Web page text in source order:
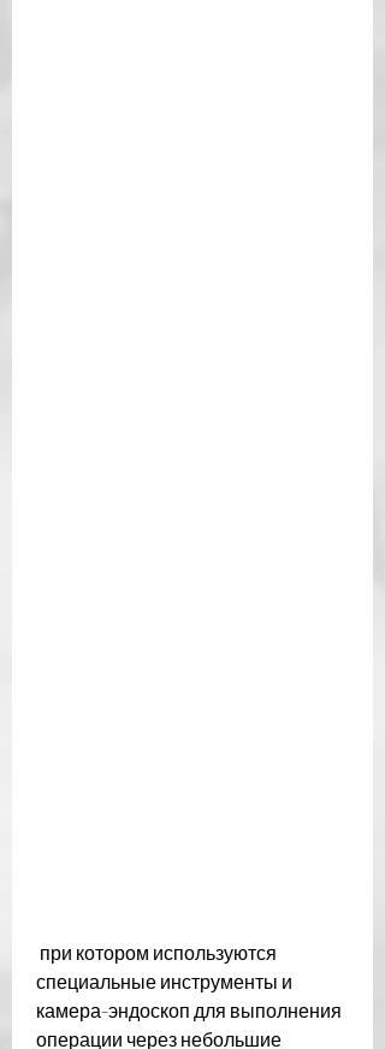
специальные инструменты и
камера-эндоскоп для выполнения
операции через небольшие